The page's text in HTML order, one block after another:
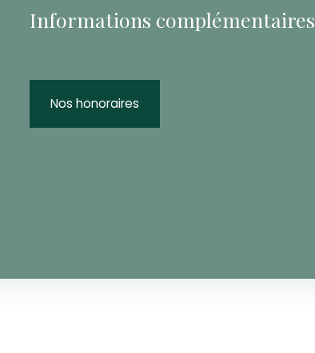
Informations complémentaires
Nos honoraires